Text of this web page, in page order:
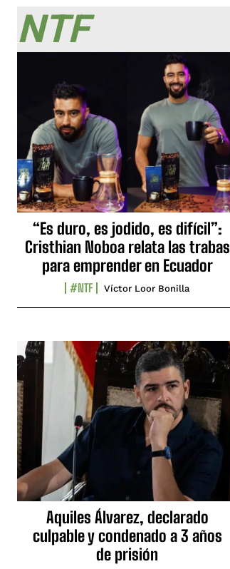
NTF
“Es duro, es jodido, es difícil”:
Cristhian Noboa relata las trabas
para emprender en Ecuador
#NTF Víctor Loor Bonilla
Aquiles Álvarez, declarado
culpable y condenado a 3 años
de prisión